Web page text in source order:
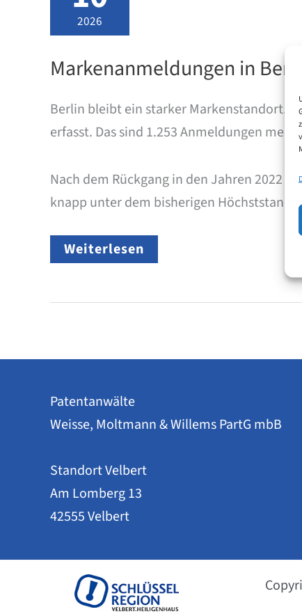
2026
Markenanmeldungen in
Berlin bleibt ein starker Markenstandort.
erfasst. Das sind 1.253 Anmeldungen
Nach dem Rückgang in den Jahren 2022
knapp unter dem bisherigen Höchststand
Markenanmeldungen
in
Top-
im
Weiterlesen
Patentanwälte
Weisse, Moltmann & Willems PartG mbB
Standort Velbert
Am Lomberg 13
42555 Velbert